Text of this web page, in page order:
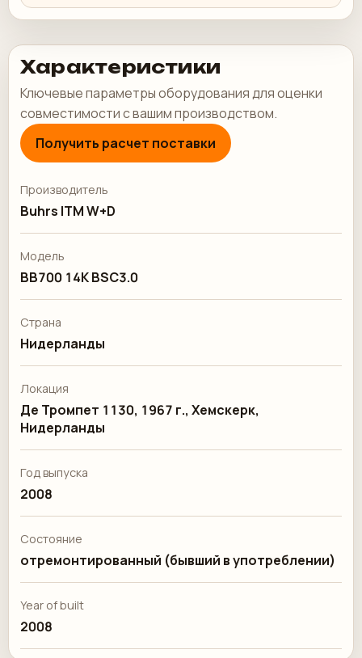
Характеристики
Ключевые параметры оборудования для оценки
совместимости с вашим производством.
Получить расчет поставки
Производитель
Buhrs ITM W+D
Модель
BB700 14K BSC3.0
Страна
Нидерланды
Локация
Де Тромпет 1130, 1967 г., Хемскерк,
Нидерланды
Год выпуска
2008
Состояние
отремонтированный (бывший в употреблении)
Year of built
2008